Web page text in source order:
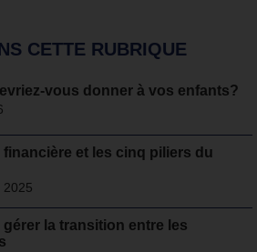
CETTE RUBRIQUE
vous donner à vos enfants?
financière et les cinq piliers du
2025
gérer la transition entre les